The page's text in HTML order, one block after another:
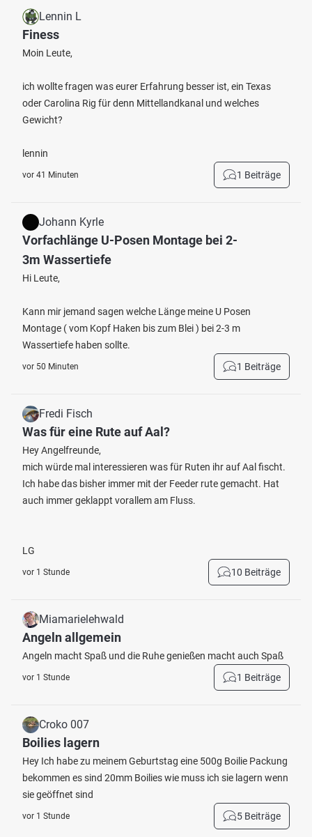
Lennin L
Finess
Moin Leute,
ich wollte fragen was eurer Erfahrung besser ist, ein Texas
oder Carolina Rig für denn Mittellandkanal und welches
Gewicht?
lennin
vor 41 Minuten 1 Beiträge
Johann Kyrle
Vorfachlänge U-Posen Montage bei 2-
3m Wassertiefe
Hi Leute,
Kann mir jemand sagen welche Länge meine U Posen
Montage ( vom Kopf Haken bis zum Blei ) bei 2-3 m
Wassertiefe haben sollte.
vor 50 Minuten 1 Beiträge
Fredi Fisch
Was für eine Rute auf Aal?
Hey Angelfreunde,
mich würde mal interessieren was für Ruten ihr auf Aal fischt.
Ich habe das bisher immer mit der Feeder rute gemacht. Hat
auch immer geklappt vorallem am Fluss.
LG
vor 1 Stunde 10 Beiträge
Miamarielehwald
Angeln allgemein
Angeln macht Spaß und die Ruhe genießen macht auch Spaß
vor 1 Stunde 1 Beiträge
Croko 007
Boilies lagern
Hey Ich habe zu meinem Geburtstag eine 500g Boilie Packung
bekommen es sind 20mm Boilies wie muss ich sie lagern wenn
sie geöffnet sind
vor 1 Stunde 5 Beiträge